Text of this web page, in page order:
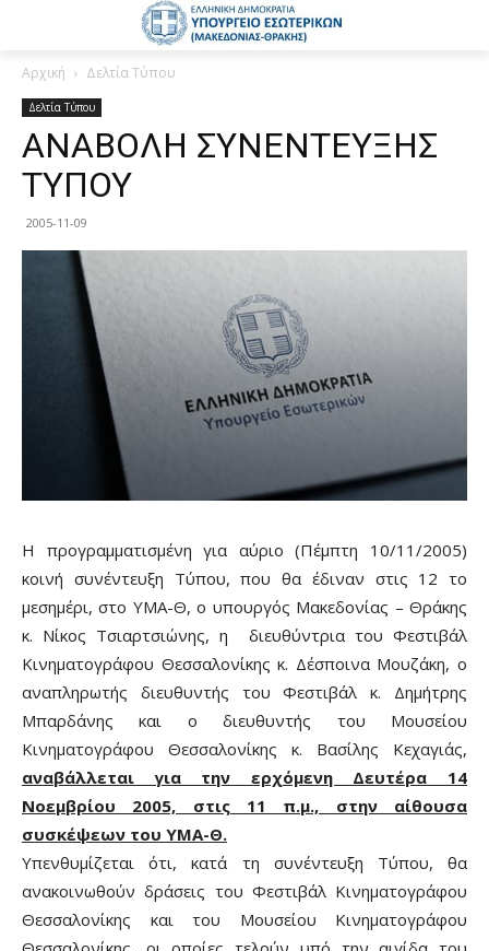
Αρχική Δελτία Τύπου
Δελτία Τύπου
ΑΝΑΒΟΛΗ ΣΥΝΕΝΤΕΥΞΗΣ
ΤΥΠΟΥ
2005-11-09
Η προγραμματισμένη για αύριο (Πέμπτη 10/11/2005)
κοινή συνέντευξη Τύπου, που θα έδιναν στις 12 το
μεσημέρι, στο ΥΜΑ-Θ, ο υπουργός Μακεδονίας – Θράκης
κ. Νίκος Τσιαρτσιώνης, η διευθύντρια του Φεστιβάλ
Κινηματογράφου Θεσσαλονίκης κ. Δέσποινα Μουζάκη, ο
αναπληρωτής διευθυντής του Φεστιβάλ κ. Δημήτρης
Μπαρδάνης και ο διευθυντής του Μουσείου
Κινηματογράφου Θεσσαλονίκης κ. Βασίλης Κεχαγιάς,
αναβάλλεται για την ερχόμενη Δευτέρα 14
Νοεμβρίου 2005, στις 11 π.μ., στην αίθουσα
συσκέψεων του ΥΜΑ-Θ.
Υπενθυμίζεται ότι, κατά τη συνέντευξη Τύπου, θα
ανακοινωθούν δράσεις τoυ Φεστιβάλ Κινηματογράφου
Θεσσαλονίκης και του Μουσείου Κινηματογράφου